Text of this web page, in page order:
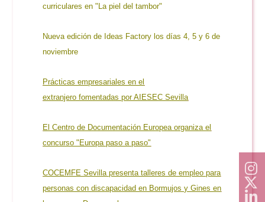
curriculares en "La piel del tambor"
Nueva edición de Ideas Factory los días 4, 5 y 6 de
noviembre
Prácticas empresariales en el
extranjero fomentadas por AIESEC Sevilla
El Centro de Documentación Europea organiza el
concurso "Europa paso a paso"
COCEMFE Sevilla presenta talleres de empleo para
personas con discapacidad en Bormujos y Gines en